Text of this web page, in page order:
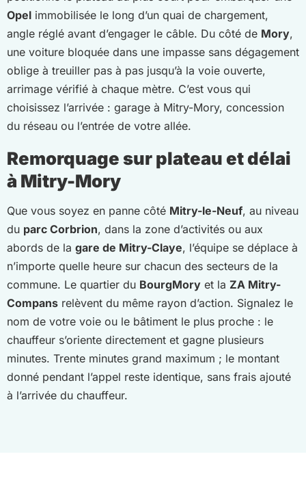
Opel immobilisée le long d’un quai de chargement,
angle réglé avant d’engager le câble. Du côté de Mory,
une voiture bloquée dans une impasse sans dégagement
oblige à treuiller pas à pas jusqu’à la voie ouverte,
arrimage vérifié à chaque mètre. C’est vous qui
choisissez l’arrivée : garage à Mitry-Mory, concession
du réseau ou l’entrée de votre allée.
Remorquage sur plateau et délai
à Mitry-Mory
Que vous soyez en panne côté Mitry-le-Neuf, au niveau
du parc Corbrion, dans la zone d’activités ou aux
abords de la gare de Mitry-Claye, l’équipe se déplace à
n’importe quelle heure sur chacun des secteurs de la
commune. Le quartier du BourgMory et la ZA Mitry-
Compans relèvent du même rayon d’action. Signalez le
nom de votre voie ou le bâtiment le plus proche : le
chauffeur s’oriente directement et gagne plusieurs
minutes. Trente minutes grand maximum ; le montant
donné pendant l’appel reste identique, sans frais ajouté
à l’arrivée du chauffeur.